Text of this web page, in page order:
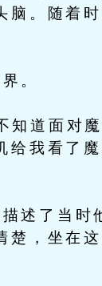
。随着
。
道面对
给我看了
了当时
楚，坐在